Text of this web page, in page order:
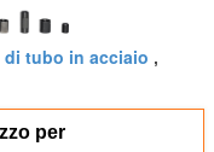
di tubo in acciaio ,
per